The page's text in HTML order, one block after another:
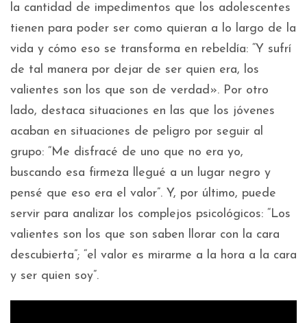
la cantidad de impedimentos que los adolescentes
tienen para poder ser como quieran a lo largo de la
vida y cómo eso se transforma en rebeldía: “Y sufrí
de tal manera por dejar de ser quien era, los
valientes son los que son de verdad». Por otro
lado, destaca situaciones en las que los jóvenes
acaban en situaciones de peligro por seguir al
grupo: “Me disfracé de uno que no era yo,
buscando esa firmeza llegué a un lugar negro y
pensé que eso era el valor”. Y, por último, puede
servir para analizar los complejos psicológicos: “Los
valientes son los que son saben llorar con la cara
descubierta”; “el valor es mirarme a la hora a la cara
y ser quien soy”.